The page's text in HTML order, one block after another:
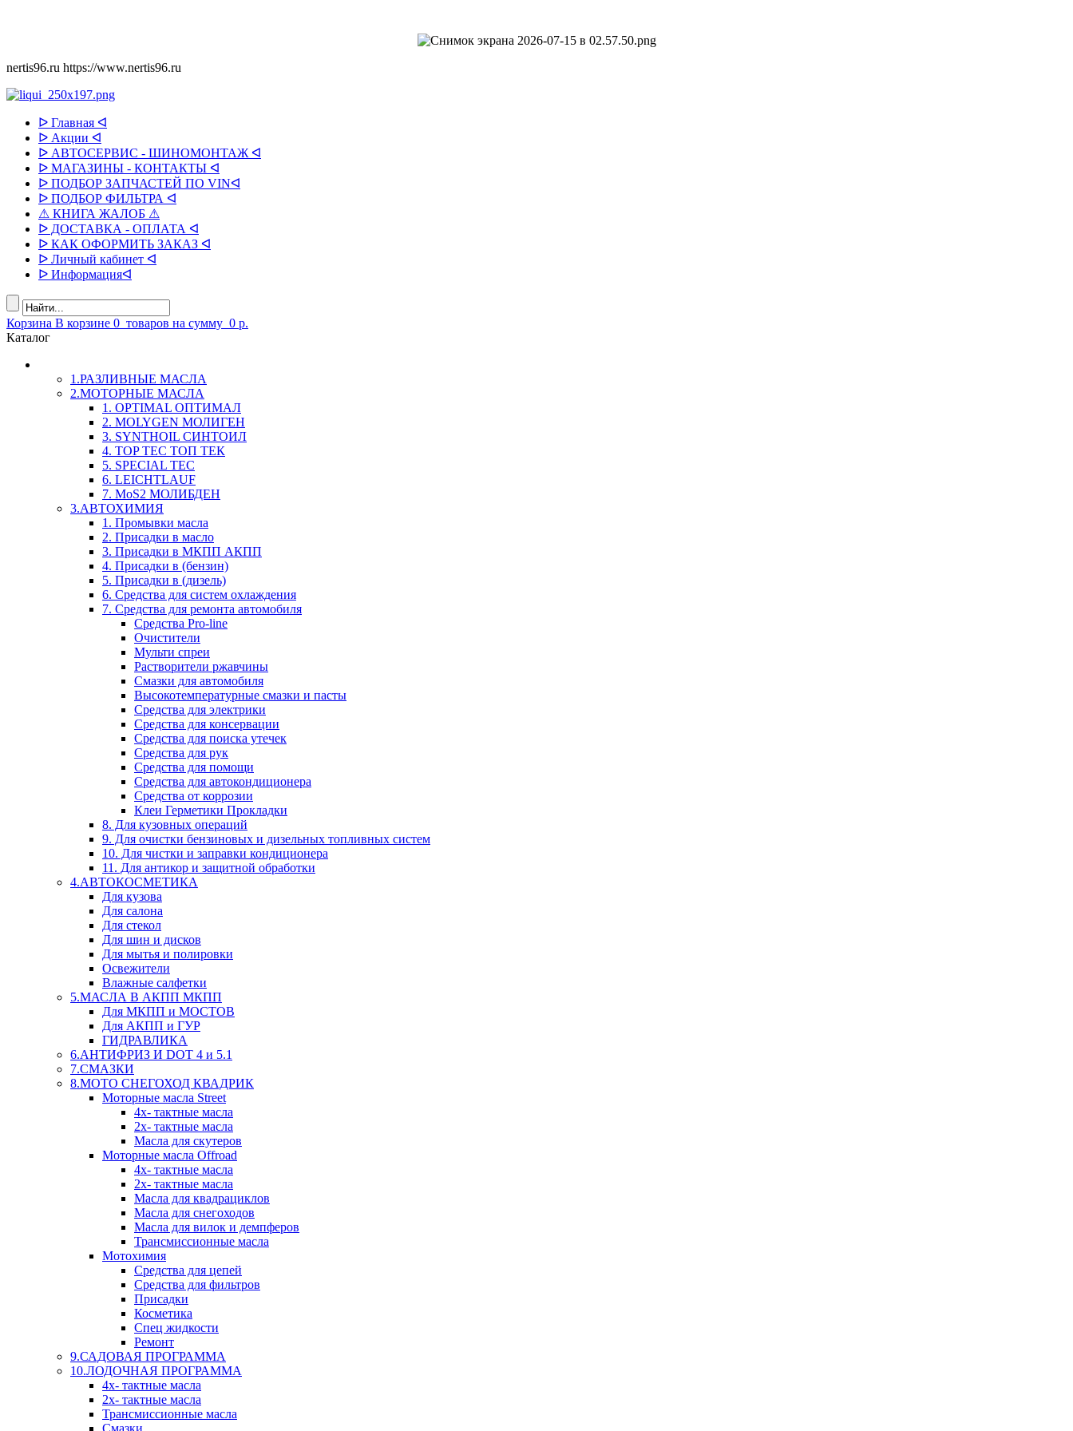
nertis96.ru https://www.nertis96.ru
ᐅ Главная ᐊ
ᐅ Акции ᐊ
ᐅ АВТОСЕРВИС - ШИНОМОНТАЖ ᐊ
ᐅ МАГАЗИНЫ - КОНТАКТЫ ᐊ
ᐅ ПОДБОР ЗАПЧАСТЕЙ ПО VINᐊ
ᐅ ПОДБОР ФИЛЬТРА ᐊ
⚠ КНИГА ЖАЛОБ ⚠
ᐅ ДОСТАВКА - ОПЛАТА ᐊ
ᐅ КАК ОФОРМИТЬ ЗАКАЗ ᐊ
ᐅ Личный кабинет ᐊ
ᐅ Информацияᐊ
Корзина В корзине 0 товаров на сумму 0 р.
Каталог
1.РАЗЛИВНЫЕ МАСЛА
2.МОТОРНЫЕ МАСЛА
1. OPTIMAL ОПТИМАЛ
2. MOLYGEN МОЛИГЕН
3. SYNTHOIL СИНТОИЛ
4. TOP TEC ТОП ТЕК
5. SPECIAL TEC
6. LEICHTLAUF
7. MoS2 МОЛИБДЕН
3.АВТОХИМИЯ
1. Промывки масла
2. Присадки в масло
3. Присадки в МКПП АКПП
4. Присадки в (бензин)
5. Присадки в (дизель)
6. Средства для систем охлаждения
7. Средства для ремонта автомобиля
Средства Pro-line
Очистители
Мульти спреи
Растворители ржавчины
Смазки для автомобиля
Высокотемпературные смазки и пасты
Средства для электрики
Средства для консервации
Средства для поиска утечек
Средства для рук
Средства для помощи
Средства для автокондиционера
Средства от коррозии
Клеи Герметики Прокладки
8. Для кузовных операций
9. Для очистки бензиновых и дизельных топливных систем
10. Для чистки и заправки кондиционера
11. Для антикор и защитной обработки
4.АВТОКОСМЕТИКА
Для кузова
Для салона
Для стекол
Для шин и дисков
Для мытья и полировки
Освежители
Влажные салфетки
5.МАСЛА В АКПП МКПП
Для МКПП и МОСТОВ
Для АКПП и ГУР
ГИДРАВЛИКА
6.АНТИФРИЗ И DOT 4 и 5.1
7.СМАЗКИ
8.МОТО СНЕГОХОД КВАДРИК
Моторные масла Street
4х- тактные масла
2х- тактные масла
Масла для скутеров
Моторные масла Offroad
4х- тактные масла
2х- тактные масла
Масла для квадрациклов
Масла для снегоходов
Масла для вилок и демпферов
Трансмиссионные масла
Мотохимия
Средства для цепей
Средства для фильтров
Присадки
Косметика
Спец жидкости
Ремонт
9.САДОВАЯ ПРОГРАММА
10.ЛОДОЧНАЯ ПРОГРАММА
4х- тактные масла
2х- тактные масла
Трансмиссионные масла
Смазки